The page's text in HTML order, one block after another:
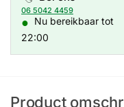
06 5042 4459
● Nu bereikbaar tot
22:00
Product